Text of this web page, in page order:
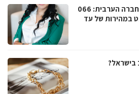
מהפכת הסיבים מגיעה לחברה הערבית: 066
במהירות של עד
בישראל?